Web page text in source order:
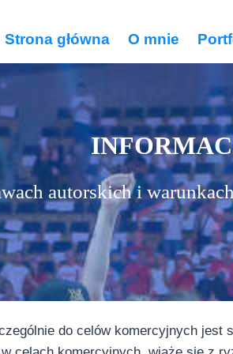
Strona główna O mnie
autorskich i
do celów komercyjnych jest